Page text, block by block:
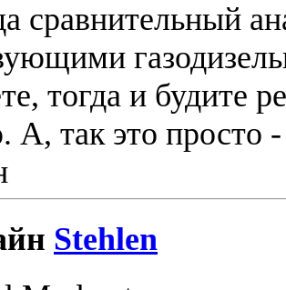
сравнительный
тогда и будите
так это просто -
Stehlen